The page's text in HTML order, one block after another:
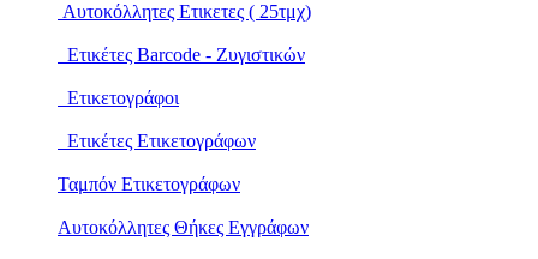
Αυτοκόλλητες Ετικετες ( 25τμχ)
Ετικέτες Barcode - Ζυγιστικών
Ετικετογράφοι
Ετικέτες Ετικετογράφων
Ταμπόν Ετικετογράφων
Αυτοκόλλητες Θήκες Εγγράφων